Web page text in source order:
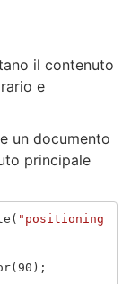
il contenuto
e
un documento
principale
( "positioning
( 90 );